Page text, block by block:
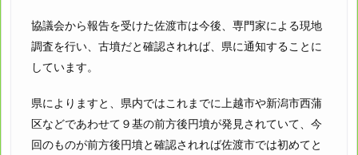
協議会から報告を受けた佐渡市は今後、専門家による現地
調査を行い、古墳だと確認されれば、県に通知することに
しています。
県によりますと、県内ではこれまでに上越市や新潟市西蒲
区などであわせて９基の前方後円墳が発見されていて、今
回のものが前方後円墳と確認されれば佐渡市では初めてと